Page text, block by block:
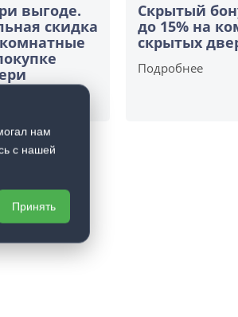
выгоде.
скидка
Скрытый
до 15% на
скрытых
Подробнее
нам
с нашей
Принять